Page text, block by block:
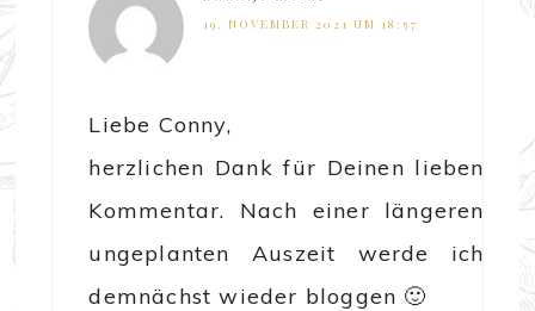
19. NOVEMBER 2021 UM 18:57
Liebe Conny,
herzlichen Dank für Deinen lieben
Kommentar. Nach einer längeren
ungeplanten Auszeit werde ich
demnächst wieder bloggen 🙂